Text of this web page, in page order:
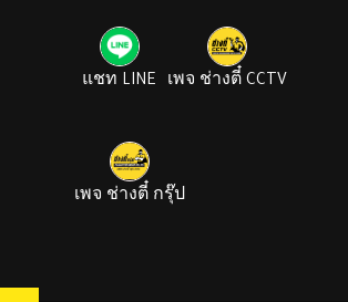
แชท LINE เพจ ช่างตี๋ CCTV
เพจ ช่างตี๋ กรุ๊ป